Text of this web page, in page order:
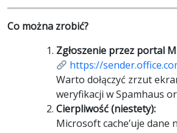
Co można zrobić?
Zgłoszenie przez portal
https://
Warto dołączyć zrzut
weryfikacji w Spamhaus
Cierpliwość (niestety):
Microsoft cache’uje dane